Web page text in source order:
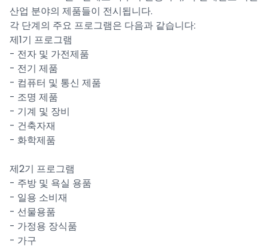
산업 분야의 제품들이 전시됩니다.
각 단계의 주요 프로그램은 다음과 같습니다:
제1기 프로그램
- 전자 및 가전제품
- 전기 제품
- 컴퓨터 및 통신 제품
- 조명 제품
- 기계 및 장비
- 건축자재
- 화학제품
제2기 프로그램
- 주방 및 욕실 용품
- 일용 소비재
- 선물용품
- 가정용 장식품
- 가구